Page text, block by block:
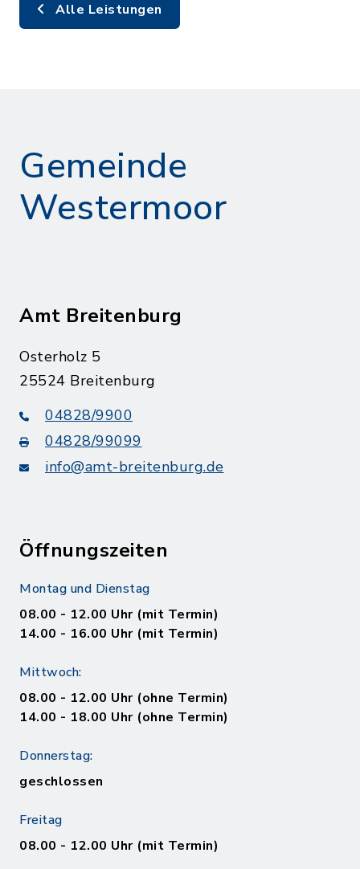
Alle Leistungen
Gemeinde
Westermoor
Amt Breitenburg
Osterholz 5
25524 Breitenburg
04828/9900
04828/99099
info@amt-breitenburg.de
Öffnungszeiten
Montag und Dienstag
08.00 - 12.00 Uhr (mit Termin)
14.00 - 16.00 Uhr (mit Termin)
Mittwoch:
08.00 - 12.00 Uhr (ohne Termin)
14.00 - 18.00 Uhr (ohne Termin)
Donnerstag:
geschlossen
Freitag
08.00 - 12.00 Uhr (mit Termin)